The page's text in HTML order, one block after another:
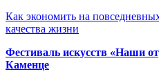
Как экономить на
качества жизни
Фестиваль искусств «Наши
Каменце